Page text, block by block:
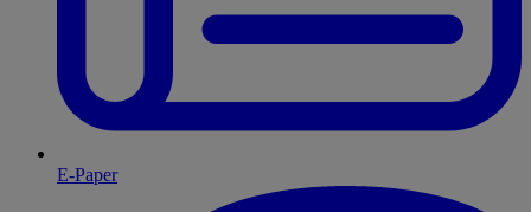
E-Paper